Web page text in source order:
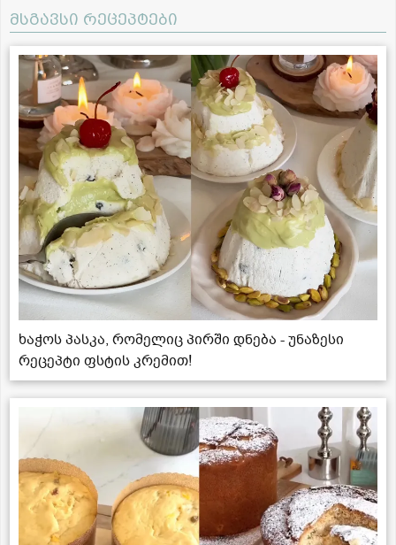
მსგავსი რეცეპტები
ხაჭოს პასკა, რომელიც პირში დნება - უნაზესი
რეცეპტი ფსტის კრემით!